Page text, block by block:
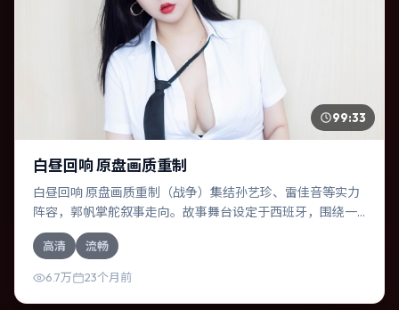
99:33
白昼回响 原盘画质重制
白昼回响 原盘画质重制（战争）集结孙艺珍、雷佳音等实力
阵容，郭帆掌舵叙事走向。故事舞台设定于西班牙，围绕一
次意外选择展开连锁反应；配乐与色彩高度服务于主题，结
尾留白耐人寻味。
高清 流畅
6.7万 23个月前